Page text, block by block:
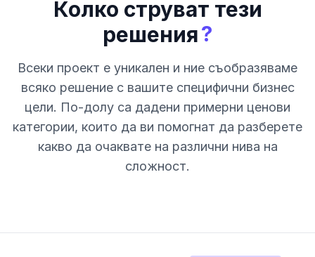
Колко струват тези
решения?
Всеки проект е уникален и ние съобразяваме
всяко решение с вашите специфични бизнес
цели. По-долу са дадени примерни ценови
категории, които да ви помогнат да разберете
какво да очаквате на различни нива на
сложност.